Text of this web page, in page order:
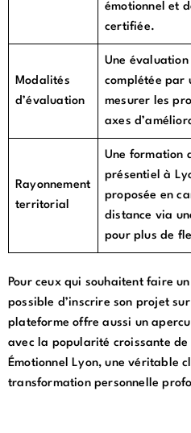
émotionnel et
certifiée.
Modalités
d’évaluation
Une
complétée par
mesurer les
axes
Rayonnement
territorial
Une formation
présentiel à
proposée en
distance via
pour plus de
Pour ceux qui souhaitent faire
possible d’inscrire son projet
plateforme offre aussi un
avec la popularité croissante
Émotionnel Lyon, une véritable
transformation personnelle